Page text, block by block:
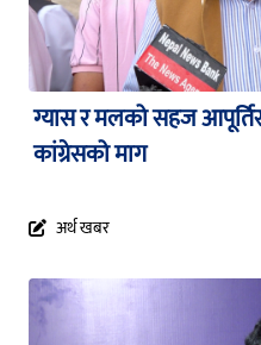
ग्यास र मलको सहज
कांग्रेसको माग
अर्थ खबर